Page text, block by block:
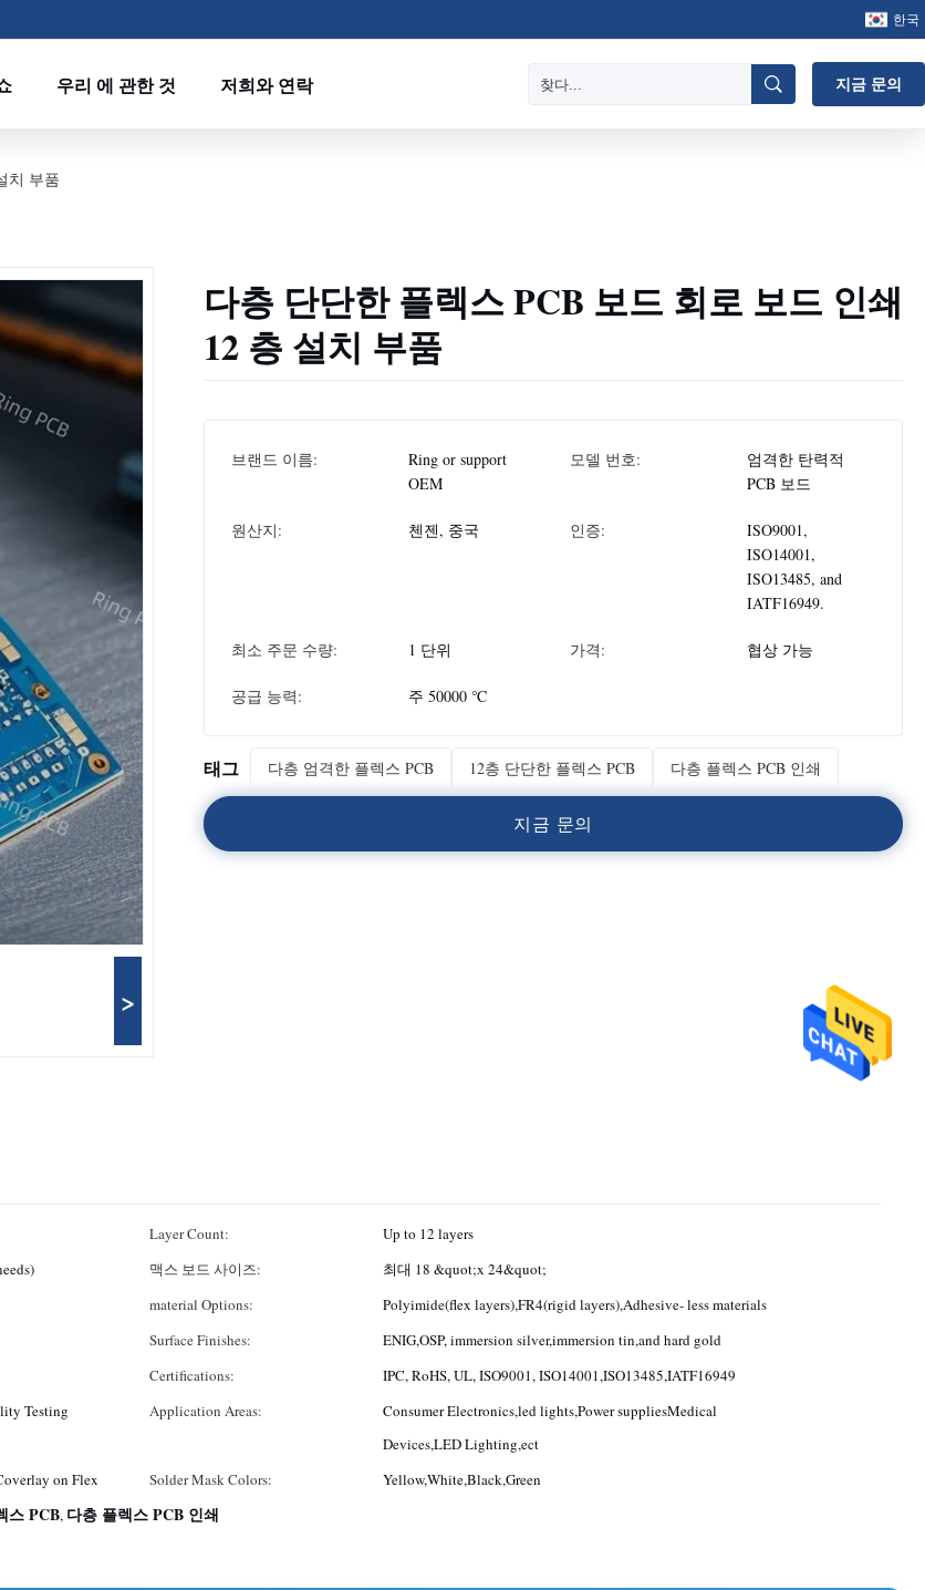
한국
우리 에 관한 것 저희와 연락 지금 문의
치 부품
>
다층 단단한 플렉스 PCB 보드 회로 보드 인쇄
12 층 설치 부품
브랜드 이름:
Ring or support
OEM
모델 번호:
엄격한 탄력적
PCB 보드
원산지: 첸젠, 중국 인증:
ISO9001,
ISO14001,
ISO13485, and
IATF16949.
최소 주문 수량: 1 단위 가격: 협상 가능
공급 능력: 주 50000 ℃
태그 다층 엄격한 플렉스 PCB 12층 단단한 플렉스 PCB 다층 플렉스 PCB 인쇄
지금 문의
Layer Count:
Up to 12 layers
맥스 보드 사이즈:
최대 18 &quot;x 24&quot;
material Options:
Polyimide(flex layers),FR4(rigid layers),Adhesive- less materials
Surface Finishes:
ENIG,OSP, immersion silver,immersion tin,and hard gold
Certifications:
IPC, RoHS, UL, ISO9001, ISO14001,ISO13485,IATF16949
Testing Application Areas:
Consumer Electronics,led lights,Power suppliesMedical
Devices,LED Lighting,ect
on Flex Solder Mask Colors:
Yellow,White,Black,Green
스 PCB, 다층 플렉스 PCB 인쇄